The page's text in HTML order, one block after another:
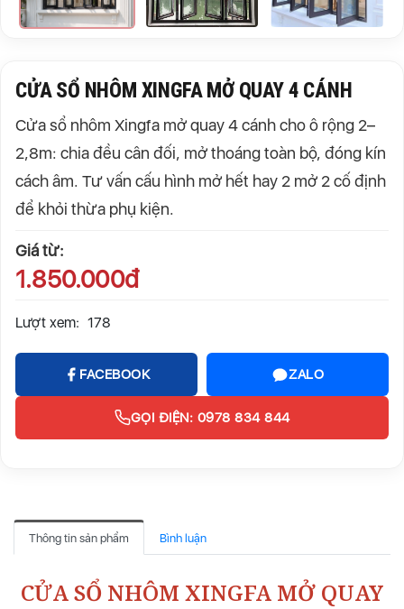
CỬA SỔ NHÔM XINGFA MỞ QUAY 4 CÁNH
Cửa sổ nhôm Xingfa mở quay 4 cánh cho ô rộng 2–
2,8m: chia đều cân đối, mở thoáng toàn bộ, đóng kín
cách âm. Tư vấn cấu hình mở hết hay 2 mở 2 cố định
để khỏi thừa phụ kiện.
Giá từ:
1.850.000đ
Lượt xem: 178
FACEBOOK ZALO
GỌI ĐIỆN: 0978 834 844
Thông tin sản phẩm Bình luận
CỬA SỔ NHÔM XINGFA MỞ QUAY